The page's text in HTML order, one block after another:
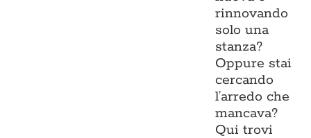
rinnovando
solo una
stanza?
Oppure stai
cercando
l’arredo che
mancava?
Qui trovi